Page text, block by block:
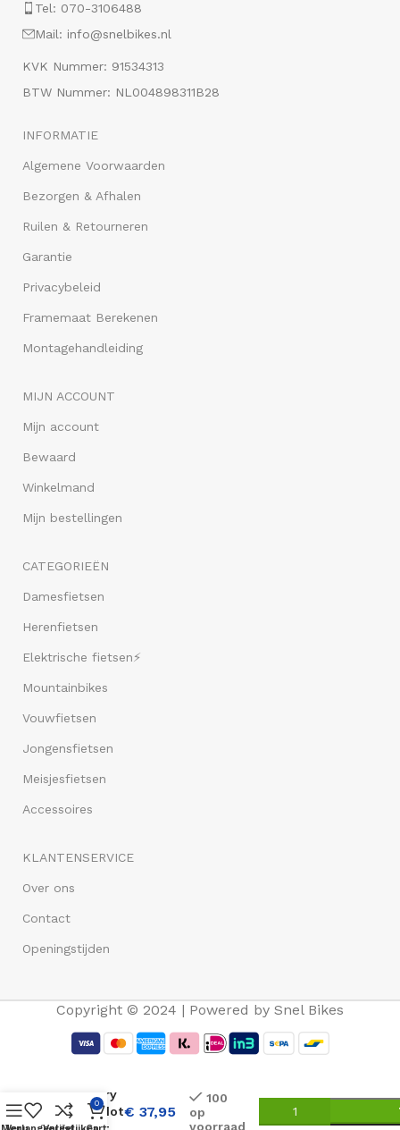
Tel: 070-3106488
Mail: info@snelbikes.nl
KVK Nummer: 91534313
BTW Nummer: NL004898311B28
INFORMATIE
Algemene Voorwaarden
Bezorgen & Afhalen
Ruilen & Retourneren
Garantie
Privacybeleid
Framemaat Berekenen
Montagehandleiding
MIJN ACCOUNT
Mijn account
Bewaard
Winkelmand
Mijn bestellingen
CATEGORIEËN
Damesfietsen
Herenfietsen
Elektrische fietsen⚡
Mountainbikes
Vouwfietsen
Jongensfietsen
Meisjesfietsen
Accessoires
KLANTENSERVICE
Over ons
Contact
Openingstijden
Copyright © 2024 | Powered by Snel Bikes
Victory
Ringslot€ 37,95
100
op
voorraad
0